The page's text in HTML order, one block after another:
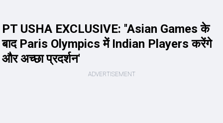
PT USHA EXCLUSIVE: ''Asian Games के
बाद Paris Olympics में Indian Players करेंगे
और अच्छा प्रदर्शन'